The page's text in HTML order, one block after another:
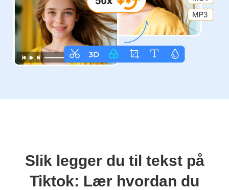
Slik legger du til tekst på
Tiktok: Lær hvordan du